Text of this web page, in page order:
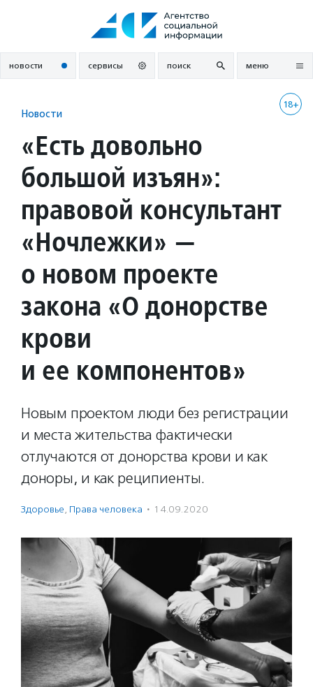
новости сервисы поиск меню
18+
Новости
«Есть довольно
большой изъян»:
правовой консультант
«Ночлежки» —
о новом проекте
закона «О донорстве
крови
и ее компонентов»
Новым проектом люди без регистрации
и места жительства фактически
отлучаются от донорства крови и как
доноры, и как реципиенты.
Здоровье, Права человека · 14.09.2020